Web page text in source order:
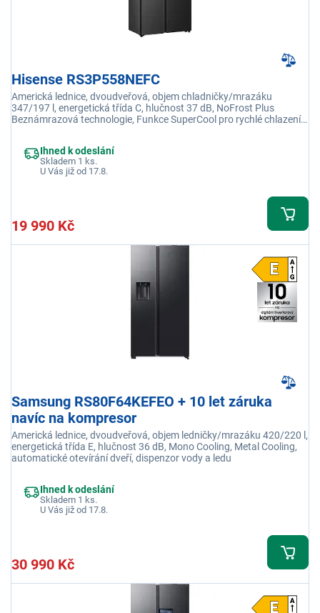
Hisense RS3P558NEFC
Americká lednice, dvoudveřová, objem chladničky/mrazáku
347/197 l, energetická třída C, hlučnost 37 dB, NoFrost Plus
Beznámrazová technologie, Funkce SuperCool pro rychlé chlazení,
Ihned k odeslání
Skladem 1 ks.
U Vás již od 17.8.
19 990 Kč
Samsung RS80F64KEFEO + 10 let záruka
navíc na kompresor
Americká lednice, dvoudveřová, objem ledničky/mrazáku 420/220 l,
energetická třída E, hlučnost 36 dB, Mono Cooling, Metal Cooling,
automatické otevírání dveří, dispenzor vody a ledu
Ihned k odeslání
Skladem 1 ks.
U Vás již od 17.8.
30 990 Kč